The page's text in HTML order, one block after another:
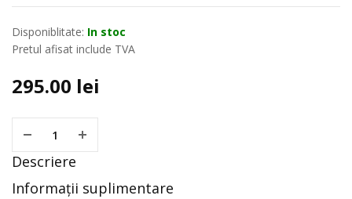
Disponiblitate: In stoc
Pretul afisat include TVA
295.00 lei
Descriere
Informații suplimentare